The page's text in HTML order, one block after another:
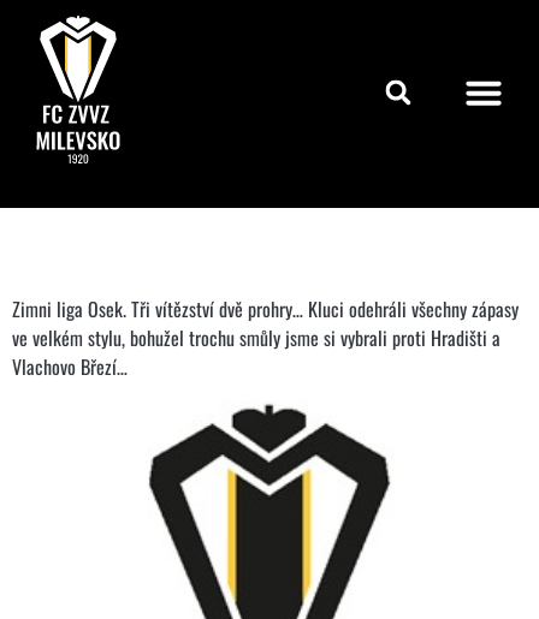
Zimni liga Osek. Tři vítězství dvě prohry… Kluci odehráli všechny zápasy
ve velkém stylu, bohužel trochu smůly jsme si vybrali proti Hradišti a
Vlachovo Březí…